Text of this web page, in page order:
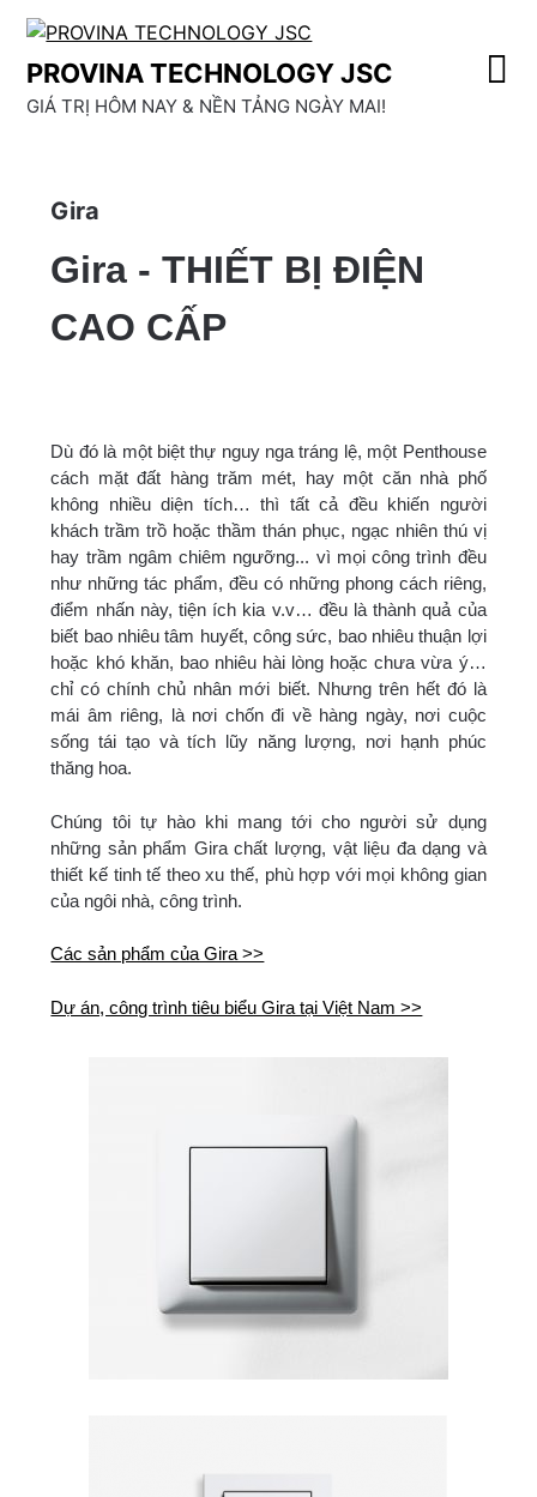
Skip
content
PROVINA TECHNOLOGY JSC
GIÁ TRỊ HÔM NAY & NỀN TẢNG NGÀY MAI!
Gira
Gira - THIẾT BỊ ĐIỆN
CAO CẤP
Dù đó là một biệt thự nguy nga tráng lệ, một Penthouse
cách mặt đất hàng trăm mét, hay một căn nhà phố
không nhiều diện tích… thì tất cả đều khiến người
khách trầm trồ hoặc thầm thán phục, ngạc nhiên thú vị
hay trầm ngâm chiêm ngưỡng... vì mọi công trình đều
như những tác phẩm, đều có những phong cách riêng,
điểm nhấn này, tiện ích kia v.v… đều là thành quả của
biết bao nhiêu tâm huyết, công sức, bao nhiêu thuận lợi
hoặc khó khăn, bao nhiêu hài lòng hoặc chưa vừa ý…
chỉ có chính chủ nhân mới biết. Nhưng trên hết đó là
mái âm riêng, là nơi chốn đi về hàng ngày, nơi cuộc
sống tái tạo và tích lũy năng lượng, nơi hạnh phúc
thăng hoa.
Chúng tôi tự hào khi mang tới cho người sử dụng
những sản phẩm Gira chất lượng, vật liệu đa dạng và
thiết kế tinh tế theo xu thế, phù hợp với mọi không gian
của ngôi nhà, công trình.
Các sản phẩm của Gira >>
Dự án, công trình tiêu biểu Gira tại Việt Nam >>